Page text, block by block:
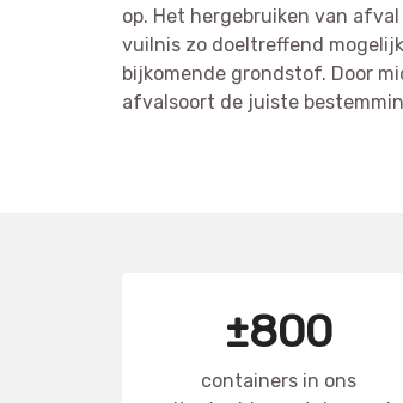
op. Het hergebruiken van
vuilnis zo doeltreffend
bijkomende grondstof. Door
afvalsoort de juiste
±800
containers in ons